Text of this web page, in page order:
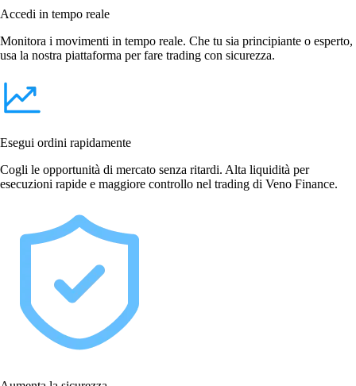
Accedi in tempo reale
Monitora i movimenti in tempo reale. Che tu sia principiante o esperto,
usa la nostra piattaforma per fare trading con sicurezza.
Esegui ordini rapidamente
Cogli le opportunità di mercato senza ritardi. Alta liquidità per
esecuzioni rapide e maggiore controllo nel trading di Veno Finance.